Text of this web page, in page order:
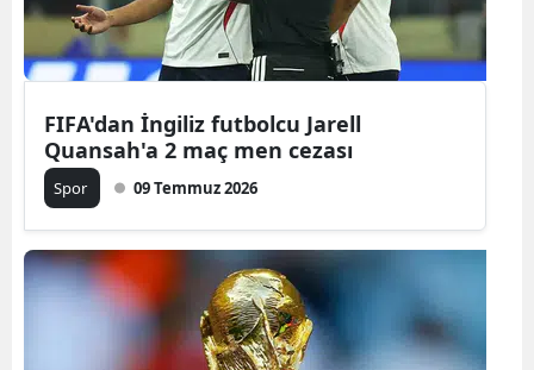
Yalova
Karabük
FIFA'dan İngiliz futbolcu Jarell
Quansah'a 2 maç men cezası
Spor 09 Temmuz 2026